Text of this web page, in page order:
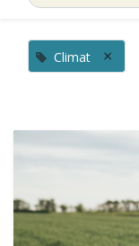
Climat ×